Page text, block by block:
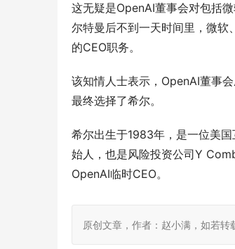
这无疑是OpenAI董事会对包括
尔特曼后不到一天时间里，微
的CEO职务。
该知情人士表示，OpenAI董事
最终选择了希尔。
希尔出生于1983年，是一位美
始人，也是风险投资公司Y
OpenAI临时CEO。
原创文章，作者：赵小满，如若